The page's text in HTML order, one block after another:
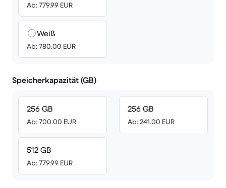
Ab: 779.99 EUR
Weiß
Ab: 780.00 EUR
Speicherkapazität (GB)
256 GB
Ab: 700.00 EUR
512 GB
Ab: 779.99 EUR
256 GB
Ab: 241.00 EUR